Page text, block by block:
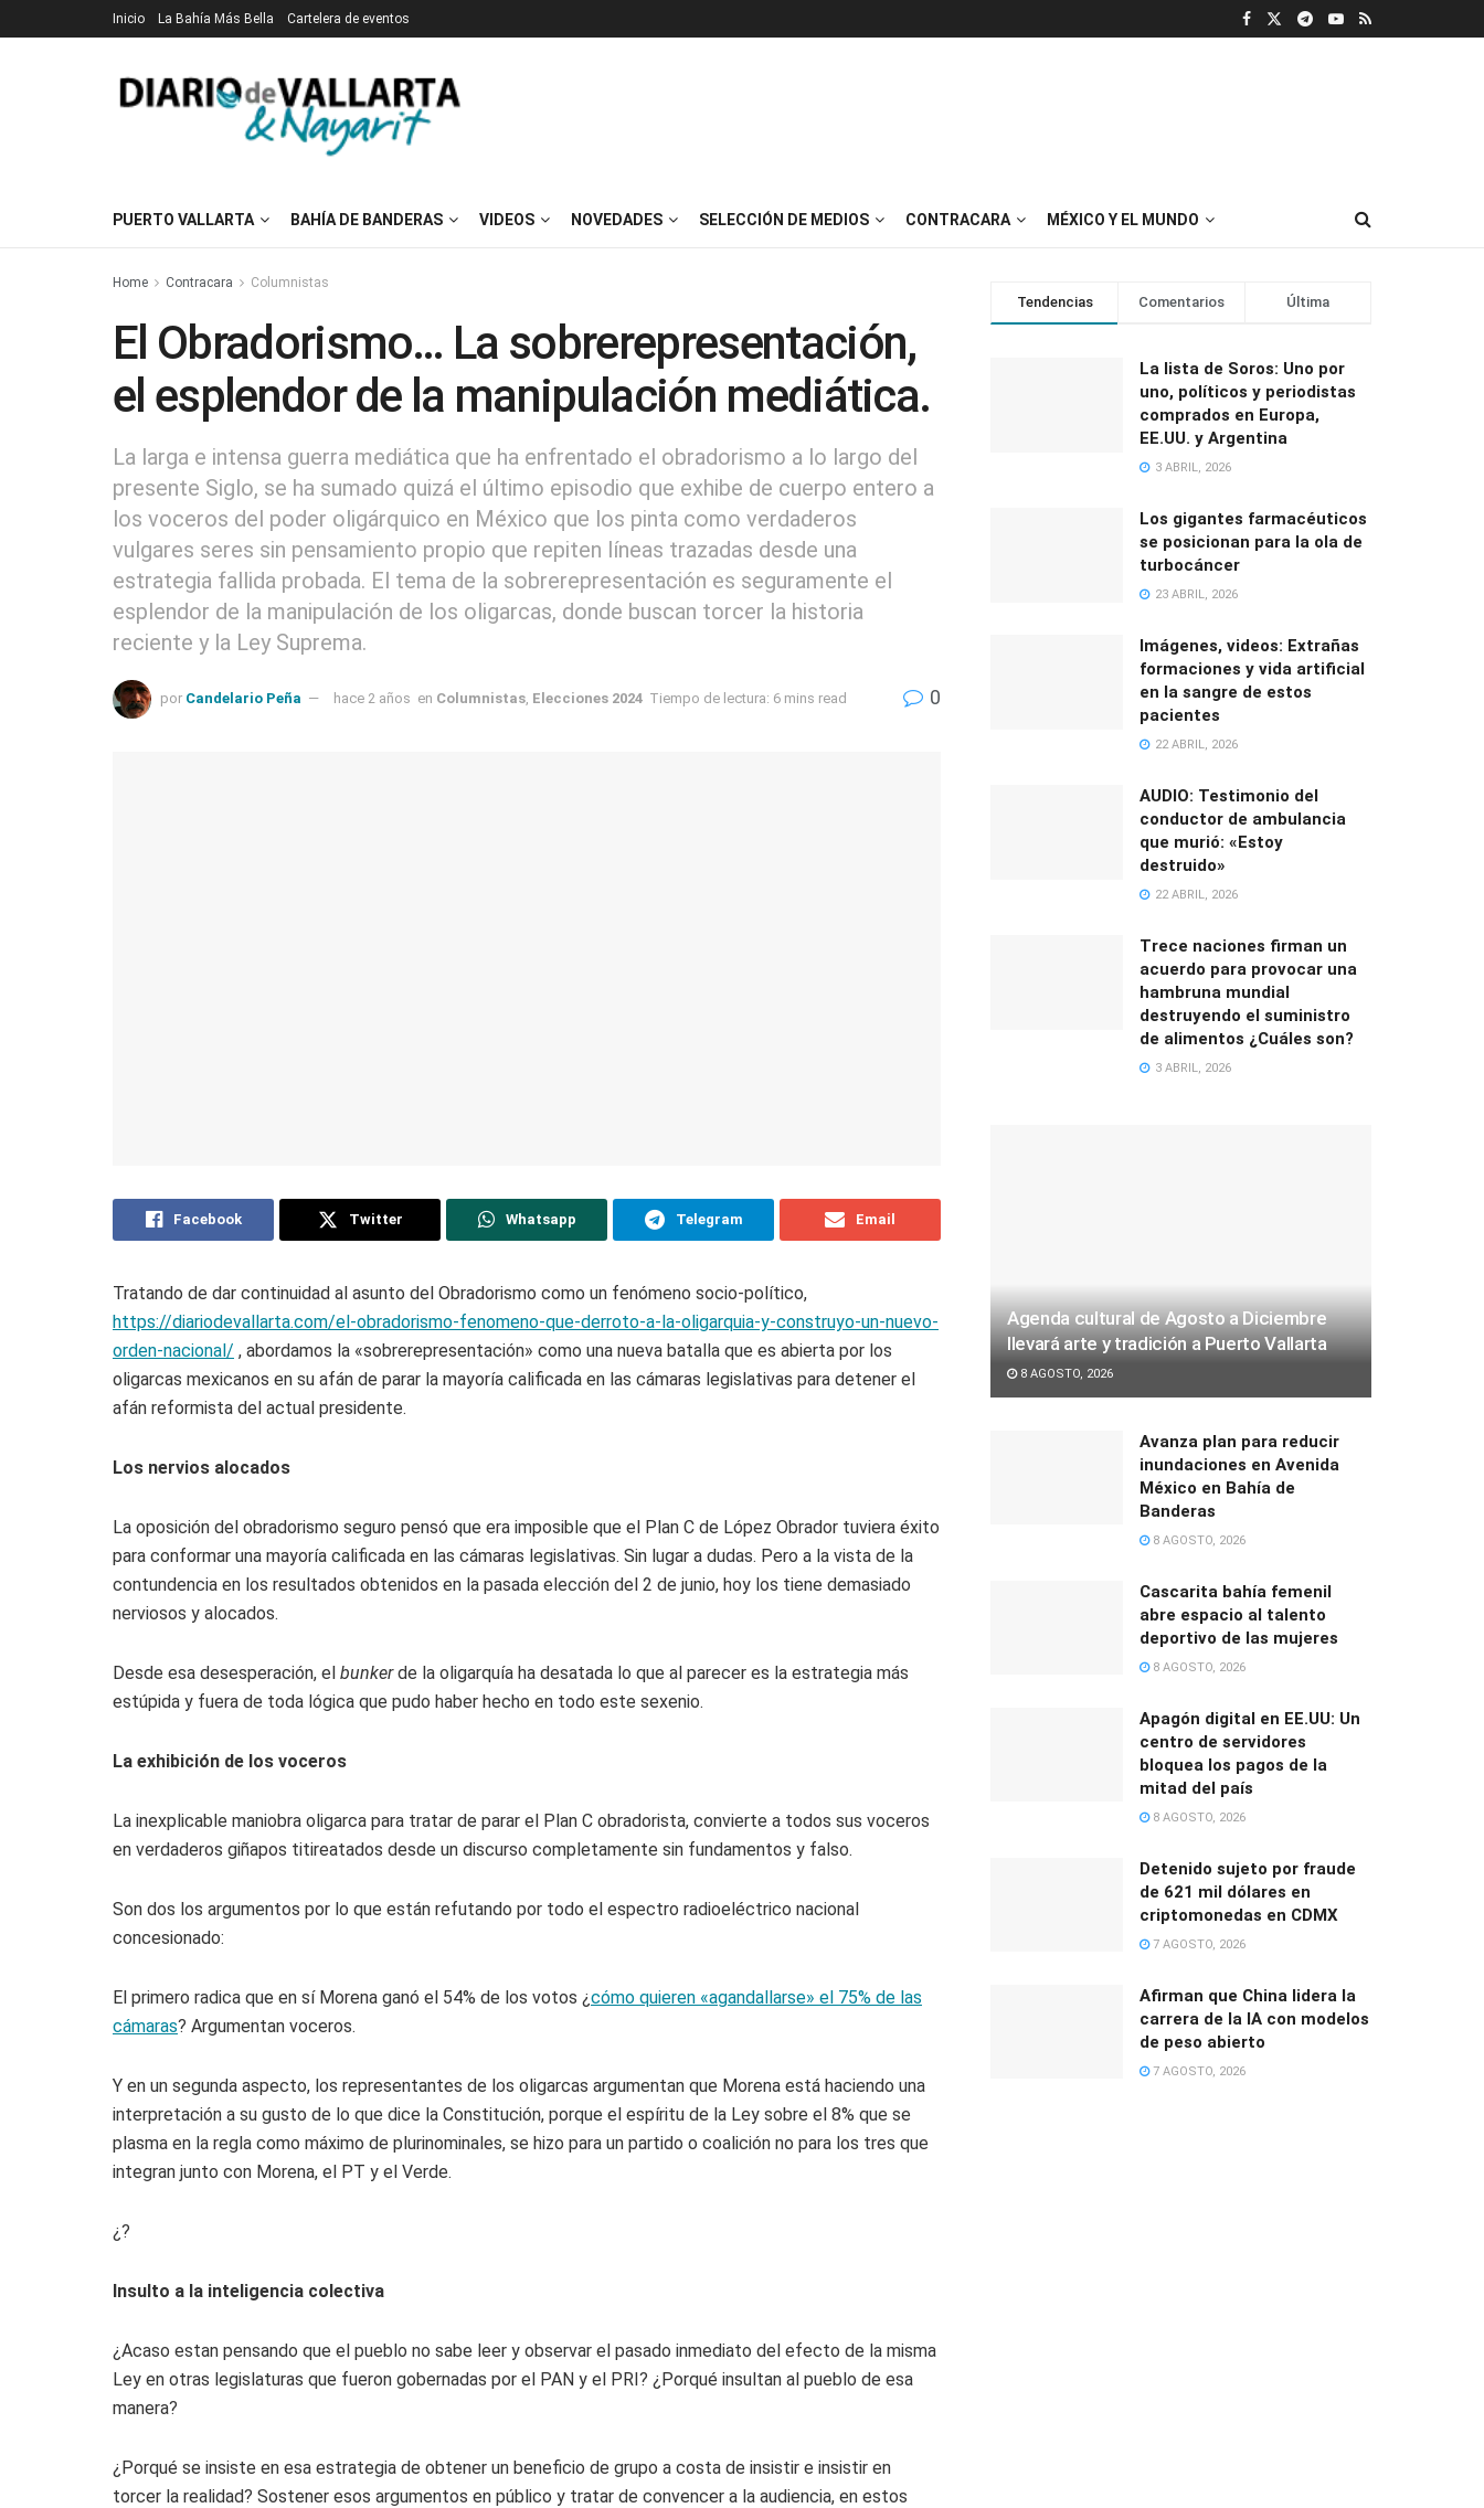
Inicio La Bahía Más Bella Cartelera de eventos
PUERTO VALLARTA BAHÍA DE BANDERAS VIDEOS NOVEDADES SELECCIÓN DE MEDIOS CONTRACARA MÉXICO Y EL MUNDO
Home Contracara Columnistas
El Obradorismo… La sobrerepresentación,
el esplendor de la manipulación mediática.
La larga e intensa guerra mediática que ha enfrentado el obradorismo a lo largo del
presente Siglo, se ha sumado quizá el último episodio que exhibe de cuerpo entero a
los voceros del poder oligárquico en México que los pinta como verdaderos
vulgares seres sin pensamiento propio que repiten líneas trazadas desde una
estrategia fallida probada. El tema de la sobrerepresentación es seguramente el
esplendor de la manipulación de los oligarcas, donde buscan torcer la historia
reciente y la Ley Suprema.
por Candelario Peña hace 2 años en Columnistas Elecciones 2024 Tiempo de lectura: 6 mins read 0
Facebook Twitter Whatsapp Telegram Email
Tratando de dar continuidad al asunto del Obradorismo como un fenómeno socio-político,
https://diariodevallarta.com/el-obradorismo-fenomeno-que-derroto-a-la-oligarquia-y-construyo-un-nuevo-
orden-nacional/ , abordamos la «sobrerepresentación» como una nueva batalla que es abierta por los
oligarcas mexicanos en su afán de parar la mayoría calificada en las cámaras legislativas para detener el
afán reformista del actual presidente.
Los nervios alocados
La oposición del obradorismo seguro pensó que era imposible que el Plan C de López Obrador tuviera éxito
para conformar una mayoría calificada en las cámaras legislativas. Sin lugar a dudas. Pero a la vista de la
contundencia en los resultados obtenidos en la pasada elección del 2 de junio, hoy los tiene demasiado
nerviosos y alocados.
Desde esa desesperación, el bunkerde la oligarquía ha desatada lo que al parecer es la estrategia más
estúpida y fuera de toda lógica que pudo haber hecho en todo este sexenio.
La exhibición de los voceros
La inexplicable maniobra oligarca para tratar de parar el Plan C obradorista, convierte a todos sus voceros
en verdaderos giñapos titireatados desde un discurso completamente sin fundamentos y falso.
Son dos los argumentos por lo que están refutando por todo el espectro radioeléctrico nacional
concesionado:
El primero radica que en sí Morena ganó el 54% de los votos ¿cómo quieren «agandallarse» el 75% de las
cámaras? Argumentan voceros.
Y en un segunda aspecto, los representantes de los oligarcas argumentan que Morena está haciendo una
interpretación a su gusto de lo que dice la Constitución, porque el espíritu de la Ley sobre el 8% que se
plasma en la regla como máximo de plurinominales, se hizo para un partido o coalición no para los tres que
integran junto con Morena, el PT y el Verde.
¿?
Insulto a la inteligencia colectiva
¿Acaso estan pensando que el pueblo no sabe leer y observar el pasado inmediato del efecto de la misma
Ley en otras legislaturas que fueron gobernadas por el PAN y el PRI? ¿Porqué insultan al pueblo de esa
manera?
¿Porqué se insiste en esa estrategia de obtener un beneficio de grupo a costa de insistir e insistir en
torcer la realidad? Sostener esos argumentos en público y tratar de convencer a la audiencia, en estos
Tendencias Comentarios Última
La lista de Soros: Uno por
uno, políticos y periodistas
comprados en Europa,
EE.UU. y Argentina
3 ABRIL, 2026
Los gigantes farmacéuticos
se posicionan para la ola de
turbocáncer
23 ABRIL, 2026
Imágenes, videos: Extrañas
formaciones y vida artificial
en la sangre de estos
pacientes
22 ABRIL, 2026
AUDIO: Testimonio del
conductor de ambulancia
que murió: «Estoy
destruido»
22 ABRIL, 2026
Trece naciones firman un
acuerdo para provocar una
hambruna mundial
destruyendo el suministro
de alimentos ¿Cuáles son?
3 ABRIL, 2026
Agenda cultural de Agosto a Diciembre
llevará arte y tradición a Puerto Vallarta
8 AGOSTO, 2026
Avanza plan para reducir
inundaciones en Avenida
México en Bahía de
Banderas
8 AGOSTO, 2026
Cascarita bahía femenil
abre espacio al talento
deportivo de las mujeres
8 AGOSTO, 2026
Apagón digital en EE.UU: Un
centro de servidores
bloquea los pagos de la
mitad del país
8 AGOSTO, 2026
Detenido sujeto por fraude
de 621 mil dólares en
criptomonedas en CDMX
7 AGOSTO, 2026
Afirman que China lidera la
carrera de la IA con modelos
de peso abierto
7 AGOSTO, 2026